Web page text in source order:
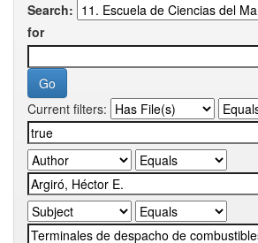
Search:
for
Current filters: